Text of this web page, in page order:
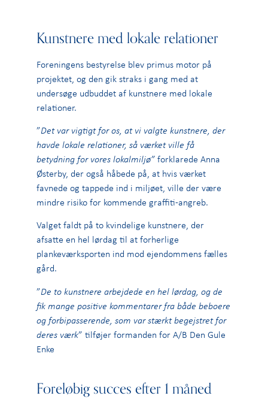
Kunstnere med lokale relationer
Foreningens bestyrelse blev primus motor på
projektet, og den gik straks i gang med at
undersøge udbuddet af kunstnere med lokale
relationer.
”Det var vigtigt for os, at vi valgte kunstnere, der
havde lokale relationer, så værket ville få
betydning for vores lokalmiljø”forklarede Anna
Østerby, der også håbede på, at hvis værket
favnede og tappede ind i miljøet, ville der være
mindre risiko for kommende graffiti-angreb.
Valget faldt på to kvindelige kunstnere, der
afsatte en hel lørdag til at forherlige
plankeværksporten ind mod ejendommens fælles
gård.
”De to kunstnere arbejdede en hel lørdag, og de
fik mange positive kommentarer fra både beboere
og forbipasserende, som var stærkt begejstret for
deres værk” tilføjer formanden for A/B Den Gule
Enke
Foreløbig succes efter 1 måned